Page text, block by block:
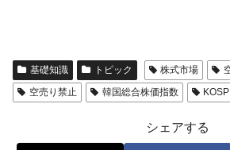
なスーパーリーグとは？
Fact1
日本人マスターズ挑戦の歴史
Fact1
甲子園通算本塁打、最多の清
基礎知識 トピック 株式市場
空売り禁止
韓国総合株価指数
シェアする